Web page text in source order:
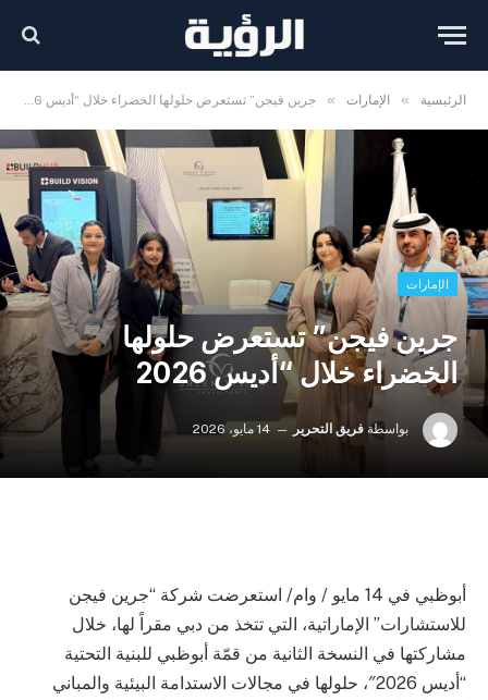
الرئيسية » الإمارات » جرين فيجن” تستعرض حلولها الخضراء خلال “أديس 2026
الإمارات
جرين فيجن” تستعرض حلولها
الخضراء خلال “أديس 2026
بواسطة فريق التحرير 14 مايو، 2026
أبوظبي في 14 مايو / وام/ استعرضت شركة “جرين فيجن
للاستشارات” الإماراتية، التي تتخذ من دبي مقراً لها، خلال
مشاركتها في النسخة الثانية من قمّة أبوظبي للبنية التحتية
“أديس 2026″، حلولها في مجالات الاستدامة البيئية والمباني